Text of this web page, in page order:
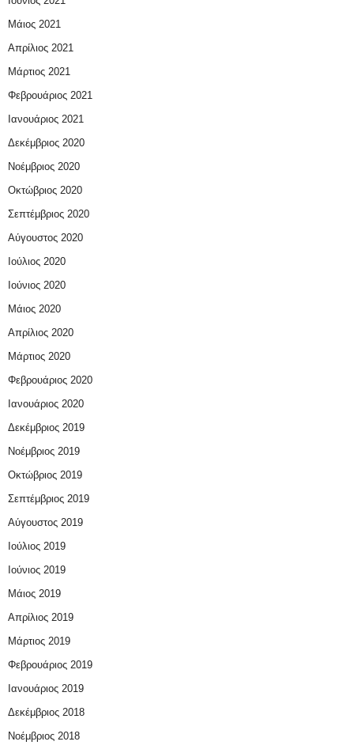
Μάιος 2021
Απρίλιος 2021
Μάρτιος 2021
Φεβρουάριος 2021
Ιανουάριος 2021
Δεκέμβριος 2020
Νοέμβριος 2020
Οκτώβριος 2020
Σεπτέμβριος 2020
Αύγουστος 2020
Ιούλιος 2020
Ιούνιος 2020
Μάιος 2020
Απρίλιος 2020
Μάρτιος 2020
Φεβρουάριος 2020
Ιανουάριος 2020
Δεκέμβριος 2019
Νοέμβριος 2019
Οκτώβριος 2019
Σεπτέμβριος 2019
Αύγουστος 2019
Ιούλιος 2019
Ιούνιος 2019
Μάιος 2019
Απρίλιος 2019
Μάρτιος 2019
Φεβρουάριος 2019
Ιανουάριος 2019
Δεκέμβριος 2018
Νοέμβριος 2018